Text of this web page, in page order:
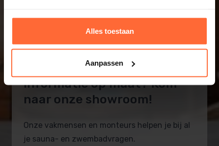
Alles toestaan
Aanpassen
Informatie op maat? Kom
naar onze showroom!
Onze vakmensen en monteurs helpen je bij al
je sauna- en zwembadvragen.